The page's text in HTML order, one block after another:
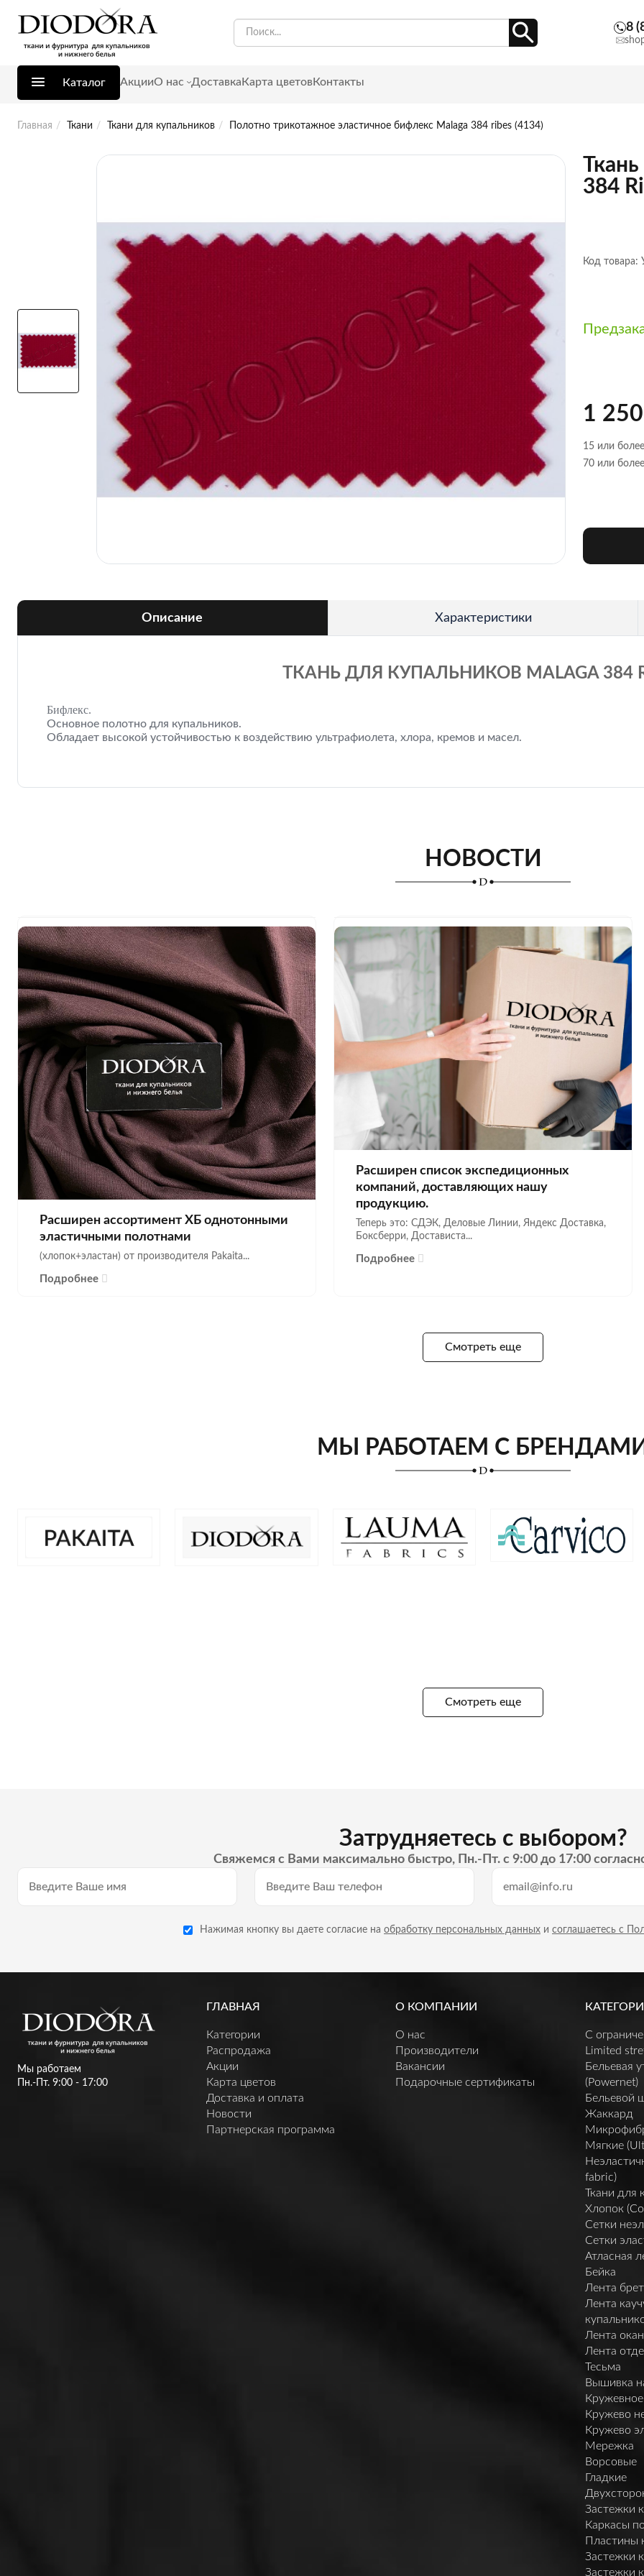
8
Каталог АкцииО нас Доставка Карта цветовКонтакты
Главная Ткани Ткани для купальников Полотно трикотажное эластичное бифлекс Malaga 384 ribes (4134)
384
Код товара:
1
15 или
70 или
Описание Характеристики
ТКАНЬ ДЛЯ КУПАЛЬНИКОВ MALAGA 384
Бифлекс.
Основное полотно для купальников.
Обладает высокой устойчивостью к воздействию ультрафиолета, хлора, кремов и масел.
НОВОСТИ
Расширен ассортимент ХБ однотонными
эластичными полотнами
(хлопок+эластан) от производителя Pakaita...
Подробнее
Расширен список экспедиционных
компаний, доставляющих нашу
продукцию.
Теперь это: СДЭК, Деловые Линии, Яндекс Доставка,
Боксберри, Достависта...
Подробнее
Смотреть еще
МЫ РАБОТАЕМ С
Смотреть еще
Затрудняетесь с выбором?
Свяжемся с Вами максимально быстро, Пн.-Пт. с 9:00 до 17:00
Нажимая кнопку вы даете согласие на обработку персональных данных и соглашаетесь с
Мы работаем
Пн.-Пт. 9:00 - 17:00
ГЛАВНАЯ
Категории
Распродажа
Акции
Карта цветов
Доставка и оплата
Новости
Партнерская программа
О КОМПАНИИ
О нас
Производители
Вакансии
Подарочные сертификаты
C
Limited
Бельевая
(Powernet)
Бельевой
Жаккард
Мягкие
fabric)
Ткани для
Хлопок
Сетки
Сетки
Атласная
Бейка
Лента
Лента
Лента
Лента
Тесьма
Вышивка
Кружево
Кружево
Мережка
Ворсовые
Гладкие
Застежки
Каркасы
Пластины
Застежки
Застежки